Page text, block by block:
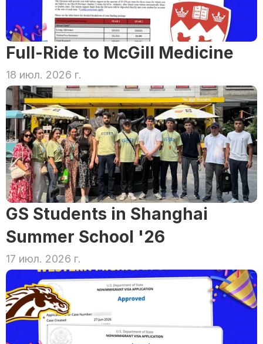
Full-Ride to McGill Medicine
18 июл. 2026 г.
GS Students in Shanghai
Summer School '26
17 июл. 2026 г.